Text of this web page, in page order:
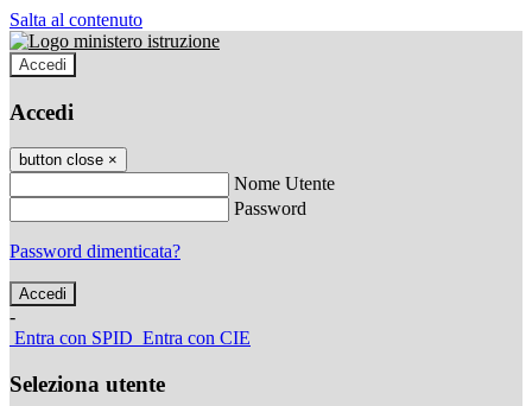
Salta al contenuto
Accedi
Accedi
button close ×
Nome Utente
Password
Password dimenticata?
-
Entra con SPID Entra con CIE
Seleziona utente